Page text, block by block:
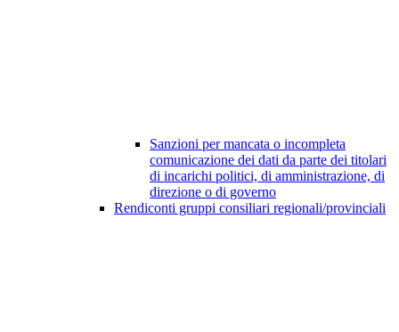
Sanzioni per mancata o incompleta
comunicazione dei dati da parte dei titolari
di incarichi politici, di amministrazione, di
direzione o di governo
Rendiconti gruppi consiliari regionali/provinciali